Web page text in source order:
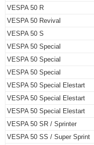
VESPA 50 R
VESPA 50 Revival
VESPA 50 S
VESPA 50 Special
VESPA 50 Special
VESPA 50 Special
VESPA 50 Special Elestart
VESPA 50 Special Elestart
VESPA 50 Special Elestart
VESPA 50 SR / Sprinter
VESPA 50 SS / Super Sprint